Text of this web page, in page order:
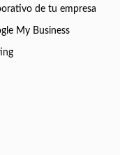
de tu empresa
My Business